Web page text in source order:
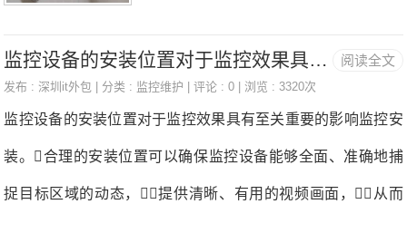
柜内电缆接头、断路器触头、刀闸开关、
高压电缆中间头、干式变压器、低压大电
流等设备的温度监测，防止在运行过
程中因氧化、松动、灰尘等因素造成接点
接触电阻过大而发热成为安全隐患，
是机柜当中，会加一台POE的交换机
阅读全文
监控设备的安装位置对于监控效果具有至关重要影响
发布 : 深圳it外包 | 分类 : 监控维护 | 评论 : 0 | 浏览 : 3320次
监控设备的安装位置对于监控效果具有至关重要的影响监控安
装。合理的安装位置可以确保监控设备能够全面、准确地捕
捉目标区域的动态，提供清晰、有用的视频画面，从而